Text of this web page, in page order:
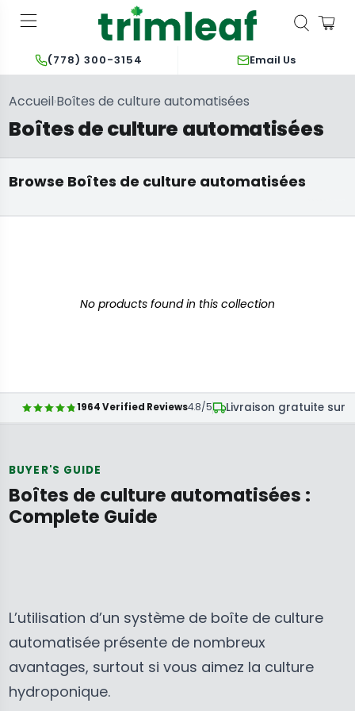
(778) 300-3154 Email Us
Accueil›Boîtes de culture automatisées
Boîtes de culture automatisées
Browse Boîtes de culture automatisées
Armoire
intérieure
de culture
automatisées
No products found in this collection
1964 Verified Reviews4.8/5 Livraison gratuite sur
BUYER'S GUIDE
Boîtes de culture automatisées :
Complete Guide
L’utilisation d’un système de boîte de culture
automatisée présente de nombreux
avantages, surtout si vous aimez la culture
hydroponique.